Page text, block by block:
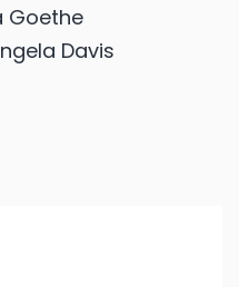
Goethe
Davis